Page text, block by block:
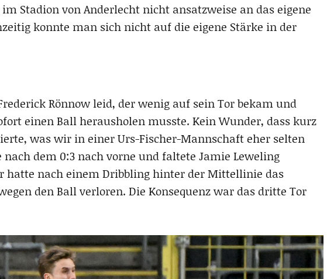
Stadion von Anderlecht nicht ansatzweise an das eigene
konnte man sich nicht auf die eigene Stärke in der
Rönnow leid, der wenig auf sein Tor bekam und
einen Ball herausholen musste. Kein Wunder, dass kurz
was wir in einer Urs-Fischer-Mannschaft eher selten
nach dem 0:3 nach vorne und faltete Jamie Leweling
hatte nach einem Dribbling hinter der Mittellinie das
den Ball verloren. Die Konsequenz war das dritte Tor